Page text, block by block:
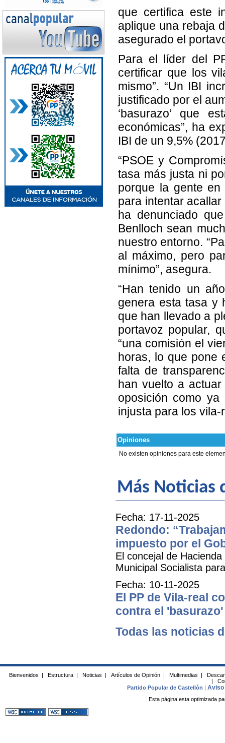
que certifica este
aplique una rebaja
asegurado el
Para el líder del
certificar que los
mismo”. “Un IBI
justificado por el
‘basurazo’ que
económicas”, ha
IBI de un 9,5%
“PSOE y
tasa más justa ni
porque la gente
para intentar
ha denunciado
Benlloch sean
nuestro entorno.
al máximo, pero
mínimo”, asegura.
“Han tenido un
genera esta tasa y
que han llevado a
portavoz popular,
“una comisión el
horas, lo que pone
falta de
han vuelto a
oposición como
injusta para los
Opiniones
No existen opiniones para este
Más Noticias
Fecha: 17-11-2025
Redondo:
impuesto por el
El concejal de
Municipal Socialista
Fecha: 10-11-2025
El PP de Vila-real
contra el
Todas las noticias
Bienvenidos | Estructura | Noticias | Artículos de Opinión | Multimedias |
|
Partido Popular de Castellón |Aviso
Esta página esta optimizada